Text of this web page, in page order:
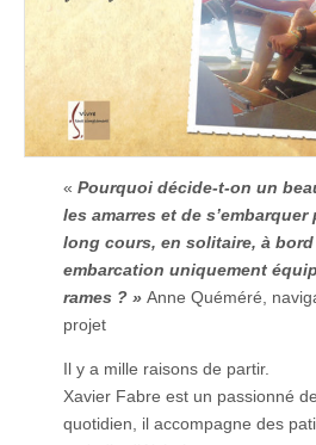
« Pourquoi décide-t-on un
les amarres et de
long cours, en solitaire, à bord
embarcation uniquement
rames ? » Anne Quéméré,
projet
Il y a mille raisons de partir.
Xavier Fabre est un passionné
quotidien, il accompagne des